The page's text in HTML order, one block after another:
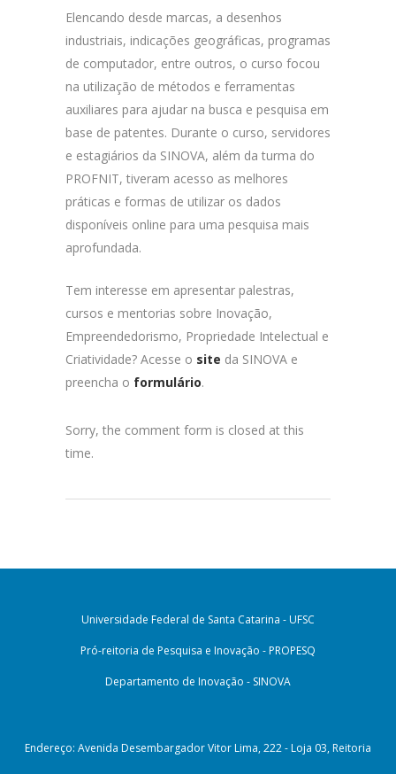
Elencando desde marcas, a desenhos
industriais, indicações geográficas, programas
de computador, entre outros, o curso focou
na utilização de métodos e ferramentas
auxiliares para ajudar na busca e pesquisa em
base de patentes. Durante o curso, servidores
e estagiários da SINOVA, além da turma do
PROFNIT, tiveram acesso as melhores
práticas e formas de utilizar os dados
disponíveis online para uma pesquisa mais
aprofundada.
Tem interesse em apresentar palestras,
cursos e mentorias sobre Inovação,
Empreendedorismo, Propriedade Intelectual e
Criatividade? Acesse o site da SINOVA e
preencha o formulário.
Sorry, the comment form is closed at this
time.
Universidade Federal de Santa Catarina - UFSC
Pró-reitoria de Pesquisa e Inovação - PROPESQ
Departamento de Inovação - SINOVA
Endereço: Avenida Desembargador Vitor Lima, 222 - Loja 03, Reitoria